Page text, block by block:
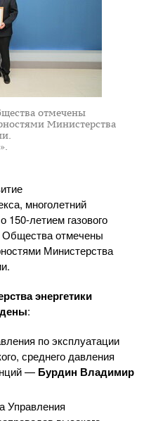
отмечены
Министерства
многолетний
150-летием газового
отмечены
Министерства
энергетики
:
по эксплуатации
среднего давления
— Бурдин Владимир
Управления